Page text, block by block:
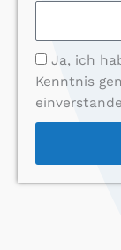
Ja, ich
Kenntnis